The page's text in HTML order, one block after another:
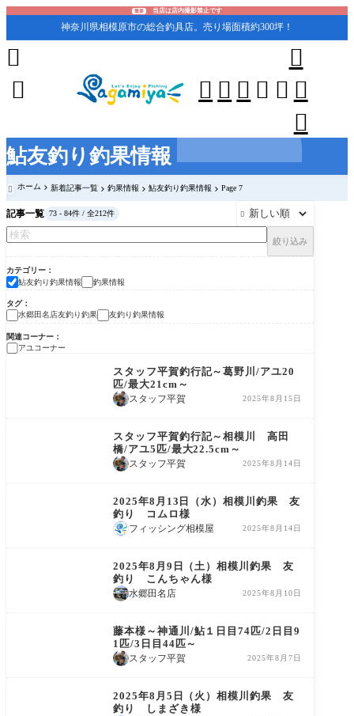
鮎友釣り釣果情報
重要 当店は店内撮影禁止です
神奈川県相模原市の総合釣具店。売り場面積約300坪！
    





 ホーム 新着記事一覧 釣果情報 鮎友釣り釣果情報 Page 7
記事一覧 73 - 84件 / 全212件 
絞り込み
カテゴリー
鮎友釣り釣果情報
釣果情報
タグ
水郷田名店友釣り釣果
友釣り釣果情報
関連コーナー
アユコーナー
鮎友釣り釣果情報
スタッフ平賀釣行記～葛野川/アユ20
匹/最大21cm～
スタッフ平賀 2025年8月15日
スタッフ平賀釣行記～相模川 高田
橋/アユ5匹/最大22.5cm～
スタッフ平賀 2025年8月14日
2025年8月13日（水）相模川釣果 友
釣り コムロ様
フィッシング相模屋 2025年8月14日
2025年8月9日（土）相模川釣果 友
釣り こんちゃん様
水郷田名店 2025年8月10日
藤本様～神通川/鮎１日目74匹/2日目9
1匹/3日目44匹～
スタッフ平賀 2025年8月7日
2025年8月5日（火）相模川釣果 友
釣り しまざき様